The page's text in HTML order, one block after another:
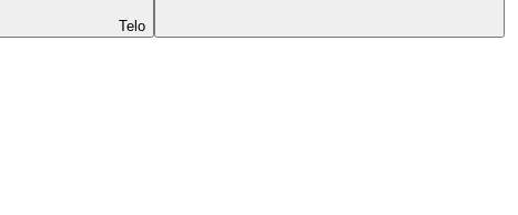
Telo